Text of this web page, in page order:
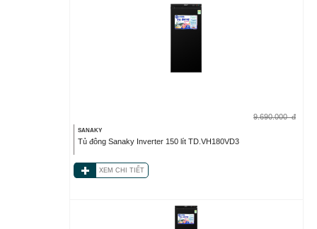
9.690.000 đ
SANAKY
Tủ đông Sanaky Inverter 150 lít TD.VH180VD3
XEM CHI TIẾT